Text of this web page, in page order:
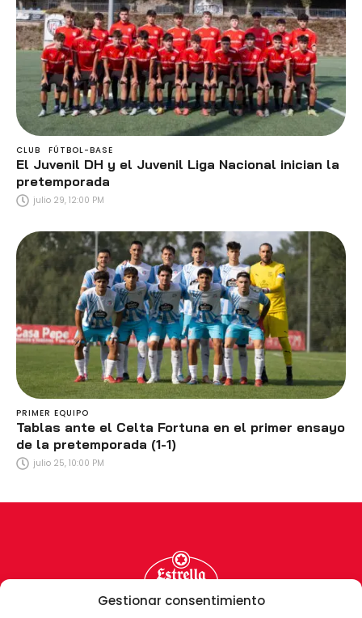
Gestionar consentimiento
CLUB FÚTBOL-BASE
El Juvenil DH y el Juvenil Liga Nacional inician la
pretemporada
julio 29, 12:00 PM
PRIMER EQUIPO
Tablas ante el Celta Fortuna en el primer ensayo
de la pretemporada (1-1)
julio 25, 10:00 PM